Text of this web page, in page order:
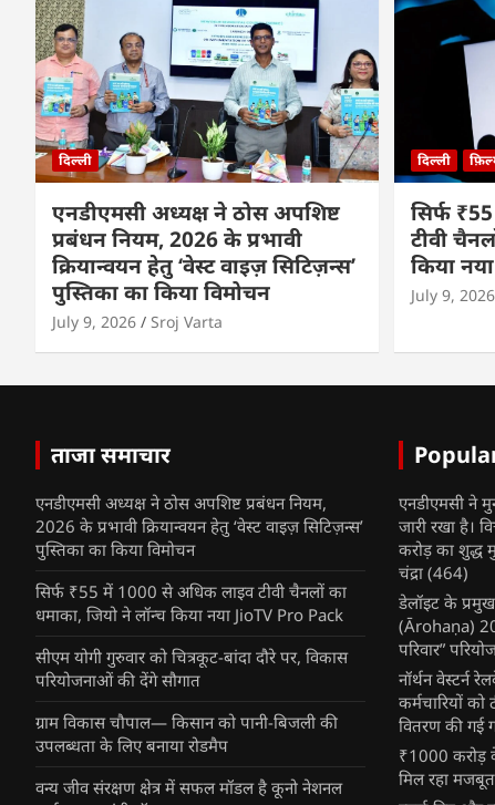
दिल्ली
एनडीएमसी अध्यक्ष ने ठोस अपशिष्ट
प्रबंधन नियम, 2026 के प्रभावी
क्रियान्वयन हेतु ‘वेस्ट वाइज़ सिटिज़न्स’
पुस्तिका का किया विमोचन
July 9, 2026 Sroj Varta
दिल्ली
सिर्फ
टीवी
किया
July 9, 2026
ताजा समाचार
एनडीएमसी अध्यक्ष ने ठोस अपशिष्ट प्रबंधन नियम,
2026 के प्रभावी क्रियान्वयन हेतु ‘वेस्ट वाइज़ सिटिज़न्स’
पुस्तिका का किया विमोचन
सिर्फ ₹55 में 1000 से अधिक लाइव टीवी चैनलों का
धमाका, जियो ने लॉन्च किया नया JioTV Pro Pack
सीएम योगी गुरुवार को चित्रकूट-बांदा दौरे पर, विकास
परियोजनाओं की देंगे सौगात
ग्राम विकास चौपाल— किसान को पानी-बिजली की
उपलब्धता के लिए बनाया रोडमैप
वन्य जीव संरक्षण क्षेत्र में सफल मॉडल है कूनो नेशनल
एनडीएमसी ने
जारी रखा है।
करोड़ का शुद्ध
चंद्रा (464)
डेलॉइट के
(Ārohaṇa)
परिवार”
नॉर्थन वेस्टर्न
कर्मचारियों
वितरण की गई
₹1000 करोड़
मिल रहा मजबूत